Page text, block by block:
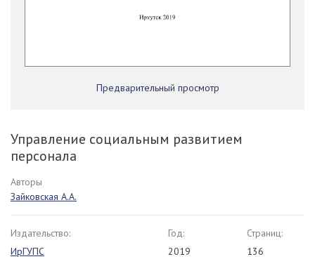
Предварительный просмотр
Управление социальным развитием
персонала
Авторы
Зайковская А.А.
Издательство:
ИрГУПС
Год:
2019
Страниц:
136